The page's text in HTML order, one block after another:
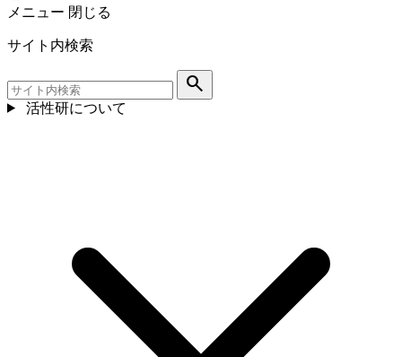
メニュー 閉じる
サイト内検索
search
活性研について